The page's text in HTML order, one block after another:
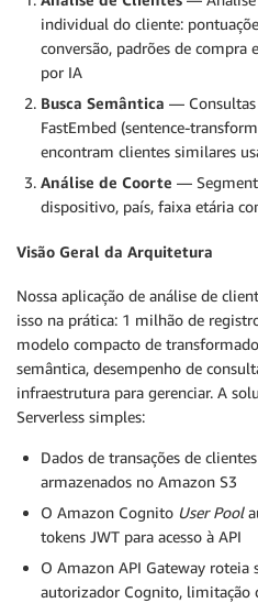
individual do cliente:
conversão, padrões de compra
por IA
Busca Semântica —
FastEmbed (sentence-
encontram clientes similares
Análise de Coorte —
dispositivo, país, faixa etária
Visão Geral da Arquitetura
Nossa aplicação de análise de
isso na prática: 1 milhão de
modelo compacto de
semântica, desempenho de
infraestrutura para gerenciar. A
Serverless simples:
Dados de transações de
armazenados no Amazon S3
O Amazon Cognito User Pool
tokens JWT para acesso à API
O Amazon API Gateway roteia
autorizador Cognito, limitação